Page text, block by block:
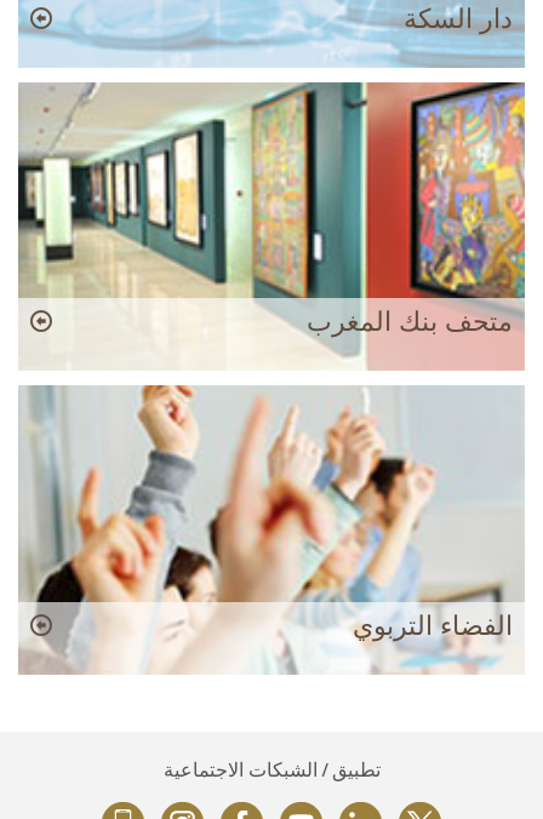
دار السكة
متحف بنك المغرب
الفضاء التربوي
تطبيق / الشبكات الاجتماعية